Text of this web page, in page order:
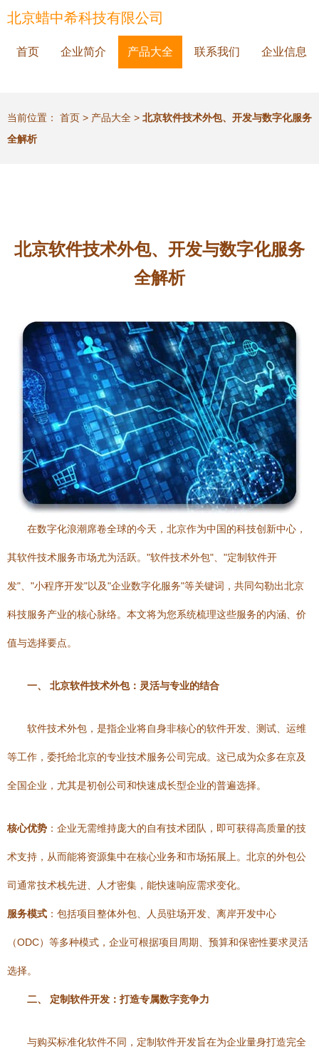
北京蜡中希科技有限公司
首页 企业简介 产品大全 联系我们 企业信息
当前位置： 首页 > 产品大全 > 北京软件技术外包、开发与数字化服务
全解析
北京软件技术外包、开发与数字化服务
全解析
在数字化浪潮席卷全球的今天，北京作为中国的科技创新中心，
其软件技术服务市场尤为活跃。"软件技术外包"、"定制软件开
发"、"小程序开发"以及"企业数字化服务"等关键词，共同勾勒出北京
科技服务产业的核心脉络。本文将为您系统梳理这些服务的内涵、价
值与选择要点。
一、 北京软件技术外包：灵活与专业的结合
软件技术外包，是指企业将自身非核心的软件开发、测试、运维
等工作，委托给北京的专业技术服务公司完成。这已成为众多在京及
全国企业，尤其是初创公司和快速成长型企业的普遍选择。
核心优势 ：企业无需维持庞大的自有技术团队，即可获得高质量的技
术支持，从而能将资源集中在核心业务和市场拓展上。北京的外包公
司通常技术栈先进、人才密集，能快速响应需求变化。
服务模式 ：包括项目整体外包、人员驻场开发、离岸开发中心
（ODC）等多种模式，企业可根据项目周期、预算和保密性要求灵活
选择。
二、 定制软件开发：打造专属数字竞争力
与购买标准化软件不同，定制软件开发旨在为企业量身打造完全